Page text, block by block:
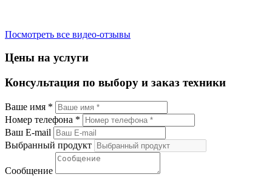
Посмотреть все видео-отзывы
Цены на услуги
Консультация по выбору и заказ техники
Ваше имя *
Номер телефона *
Ваш E-mail
Выбранный продукт
Сообщение